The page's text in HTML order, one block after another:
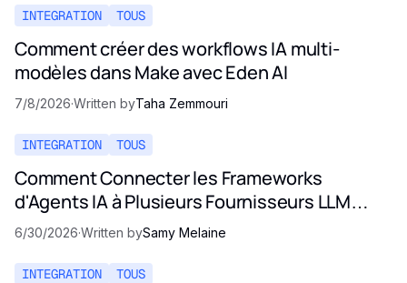
INTEGRATION TOUS
Comment créer des workflows IA multi-
modèles dans Make avec Eden AI
7/8/2026·Written byTaha Zemmouri
INTEGRATION TOUS
Comment Connecter les Frameworks
d'Agents IA à Plusieurs Fournisseurs LLM
(Guide 2026)
6/30/2026·Written bySamy Melaine
INTEGRATION TOUS